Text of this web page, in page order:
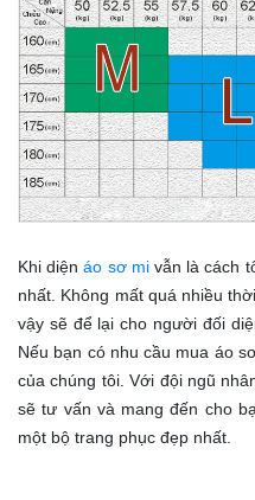
Khi diệnáo sơ mivẫn là cách
nhất. Không mất quá nhiều
vậy sẽ để lại cho người đối
Nếu bạn có nhu cầu mua áo
của chúng tôi. Với đội ngũ
sẽ tư vấn và mang đến cho
một bộ trang phục đẹp nhất.